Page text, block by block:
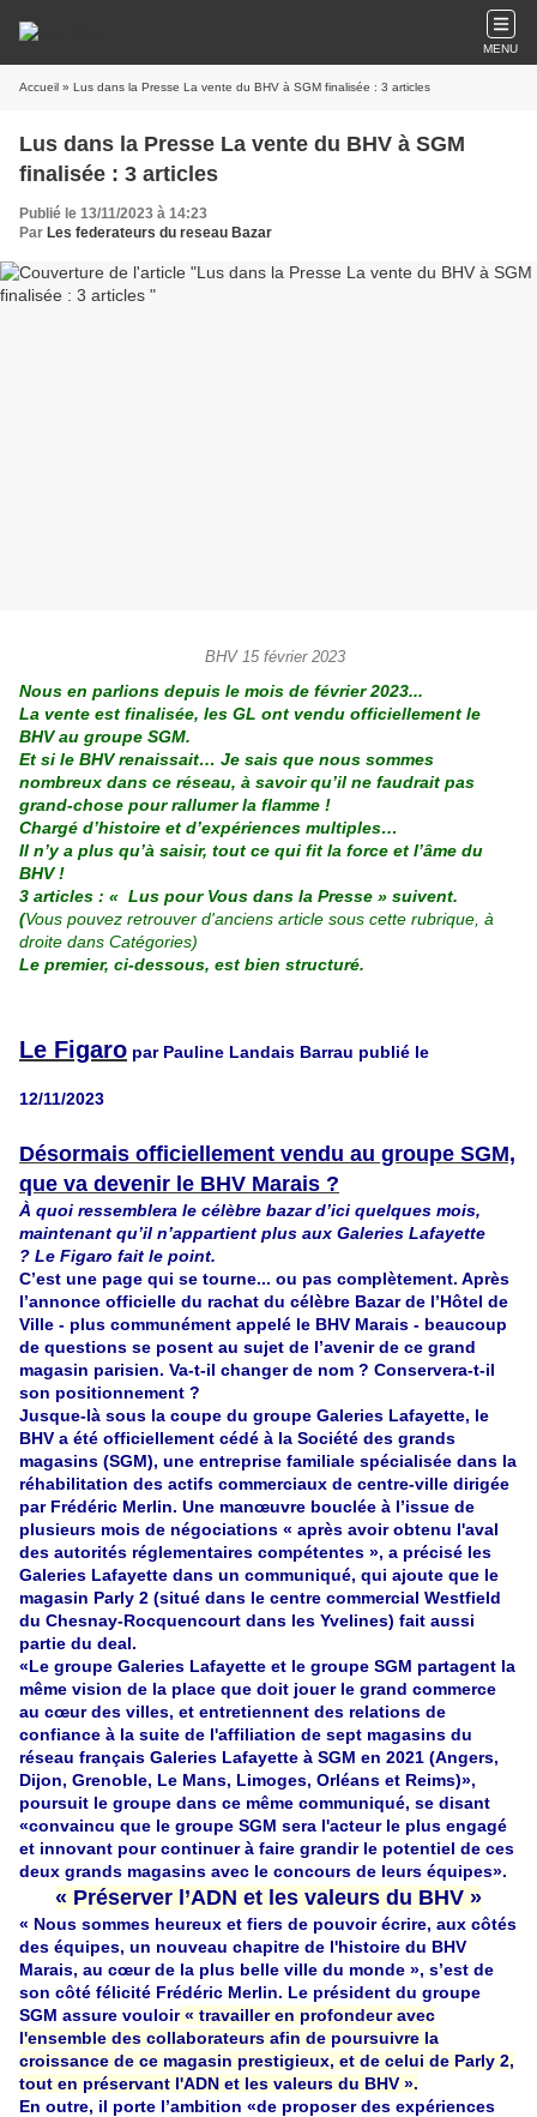
MENU
Accueil » Lus dans la Presse La vente du BHV à SGM finalisée : 3 articles
Lus dans la Presse La vente du BHV à SGM
finalisée : 3 articles
Publié le 13/11/2023 à 14:23
Par Les federateurs du reseau Bazar
BHV 15 février 2023
Nous en parlions depuis le mois de février 2023...
La vente est finalisée, les GL ont vendu officiellement le
BHV au groupe SGM.
Et si le BHV renaissait… Je sais que nous sommes
nombreux dans ce réseau, à savoir qu’il ne faudrait pas
grand-chose pour rallumer la flamme !
Chargé d’histoire et d’expériences multiples…
Il n’y a plus qu’à saisir, tout ce qui fit la force et l’âme du
BHV !
3 articles : « Lus pour Vous dans la Presse » suivent.
(Vous pouvez retrouver d'anciens article sous cette rubrique, à
droite dans Catégories)
Le premier, ci-dessous, est bien structuré.
Le Figaro par Pauline Landais Barrau publié le
12/11/2023
Désormais officiellement vendu au groupe SGM,
que va devenir le BHV Marais ?
À quoi ressemblera le célèbre bazar d’ici quelques mois,
maintenant qu’il n’appartient plus aux Galeries Lafayette
? Le Figaro fait le point.
C’est une page qui se tourne... ou pas complètement. Après
l’annonce officielle du rachat du célèbre Bazar de l’Hôtel de
Ville - plus communément appelé le BHV Marais - beaucoup
de questions se posent au sujet de l’avenir de ce grand
magasin parisien. Va-t-il changer de nom ? Conservera-t-il
son positionnement ?
Jusque-là sous la coupe du groupe Galeries Lafayette, le
BHV a été officiellement cédé à la Société des grands
magasins (SGM), une entreprise familiale spécialisée dans la
réhabilitation des actifs commerciaux de centre-ville dirigée
par Frédéric Merlin. Une manœuvre bouclée à l’issue de
plusieurs mois de négociations « après avoir obtenu l'aval
des autorités réglementaires compétentes », a précisé les
Galeries Lafayette dans un communiqué, qui ajoute que le
magasin Parly 2 (situé dans le centre commercial Westfield
du Chesnay-Rocquencourt dans les Yvelines) fait aussi
partie du deal.
«Le groupe Galeries Lafayette et le groupe SGM partagent la
même vision de la place que doit jouer le grand commerce
au cœur des villes, et entretiennent des relations de
confiance à la suite de l'affiliation de sept magasins du
réseau français Galeries Lafayette à SGM en 2021 (Angers,
Dijon, Grenoble, Le Mans, Limoges, Orléans et Reims)»,
poursuit le groupe dans ce même communiqué, se disant
«convaincu que le groupe SGM sera l'acteur le plus engagé
et innovant pour continuer à faire grandir le potentiel de ces
deux grands magasins avec le concours de leurs équipes».
« Préserver l’ADN et les valeurs du BHV »
« Nous sommes heureux et fiers de pouvoir écrire, aux côtés
des équipes, un nouveau chapitre de l'histoire du BHV
Marais, au cœur de la plus belle ville du monde », s’est de
son côté félicité Frédéric Merlin. Le président du groupe
SGM assure vouloir « travailler en profondeur avec
l'ensemble des collaborateurs afin de poursuivre la
croissance de ce magasin prestigieux, et de celui de Parly 2,
tout en préservant l'ADN et les valeurs du BHV ».
En outre, il porte l’ambition «de proposer des expériences